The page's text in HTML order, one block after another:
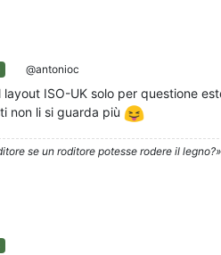
@antonioc
layout ISO-UK solo per questione
non li si guarda più
se un roditore potesse rodere il legno?»